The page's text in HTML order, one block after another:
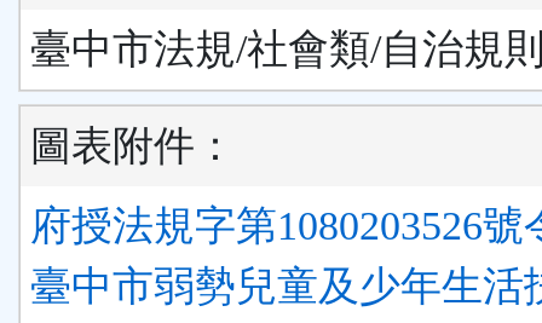
臺中市法規/社會類/自治規
圖表附件：
府授法規字第1080203526號
臺中市弱勢兒童及少年生活